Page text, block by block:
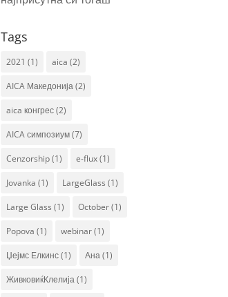
Tags
2021 (1) aica (2)
AICA Македонија(2)
aica конгрес(2)
AICA симпозиум(7)
Cenzorship(1) e-flux(1)
Jovanka (1) LargeGlass (1)
Large Glass (1) October(1)
Popova (1) webinar(1)
Џејмс Елкинс(1) Ана(1)
ЖивковиќКлелија(1)